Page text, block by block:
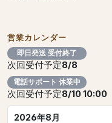
営業カレンダー
即日発送 受付終了
次回受付予定8/8
電話サポート 休業中
次回受付予定8/10 10:00
2026年8月